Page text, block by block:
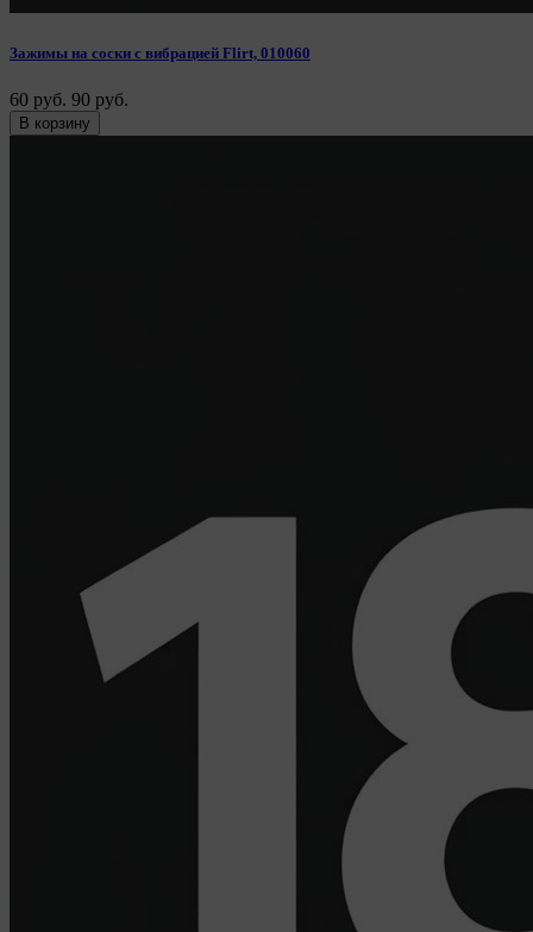
Зажимы на соски с вибрацией Flirt, 010060
60 руб. 90 руб.
В корзину